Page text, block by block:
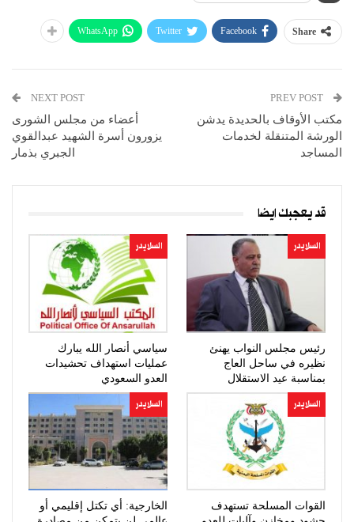
Share
Facebook
Twitter
WhatsApp
مكتب الأوقاف بالحديدة يدشن
الورشة المتنقلة لخدمات
المساجد
NEXT POST
أعضاء من مجلس الشورى
يزورون أسرة الشهيد عبدالقوي
الجبري بذمار
قد يعجبك ايضا
السلايدر
رئيس مجلس النواب يهنئ
نظيره في ساحل العاج
بمناسبة عيد الاستقلال
السلايدر
سياسي أنصار الله يبارك
عمليات استهداف تحشيدات
العدو السعودي
السلايدر
القوات المسلحة تستهدف
السلايدر
الخارجية: أي تكتل إقليمي أو